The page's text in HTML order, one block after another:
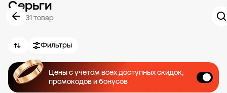
Серьги
6 531 товар
Фильтры
Цены с учетом всех доступных скидок,
промокодов и бонусов